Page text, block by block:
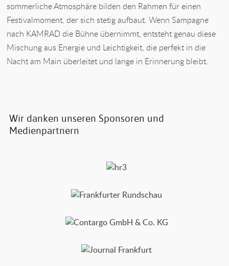
sommerliche Atmosphäre bilden den Rahmen für einen
Festivalmoment, der sich stetig aufbaut. Wenn Sampagne
nach KAMRAD die Bühne übernimmt, entsteht genau diese
Mischung aus Energie und Leichtigkeit, die perfekt in die
Nacht am Main überleitet und lange in Erinnerung bleibt.
Wir danken unseren Sponsoren und
Medienpartnern